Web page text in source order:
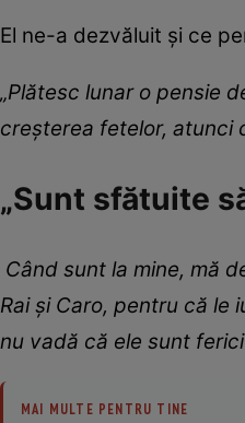
El ne-a dezvăluit și ce
„Plătesc lunar o pensie
creșterea fetelor, atunci
„Sunt sfătuite
Când sunt la mine, mă
Rai și Caro, pentru că le
nu vadă că ele sunt
MAI MULTE PENTRU TINE